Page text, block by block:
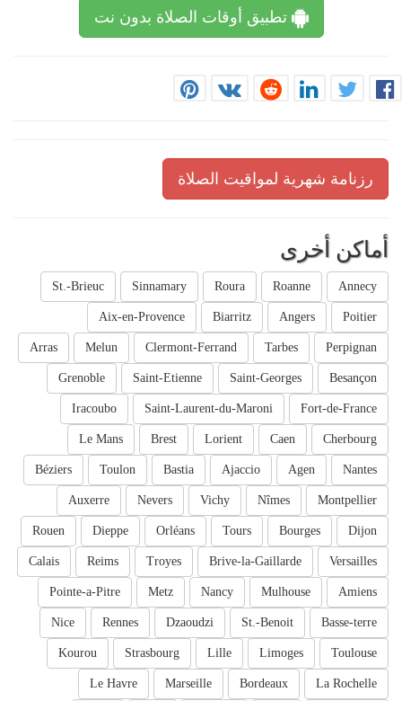
تطبيق أوقات الصلاة بدون نت
رزنامة شهرية لمواقيت الصلاة
أماكن أخرى
Annecy
Roanne
Roura
Sinnamary
St.-Brieuc
Poitier
Angers
Biarritz
Aix-en-Provence
Perpignan
Tarbes
Clermont-Ferrand
Melun
Arras
Besançon
Saint-Georges
Saint-Etienne
Grenoble
Fort-de-France
Saint-Laurent-du-Maroni
Iracoubo
Cherbourg
Caen
Lorient
Brest
Le Mans
Nantes
Agen
Ajaccio
Bastia
Toulon
Béziers
Montpellier
Nîmes
Vichy
Nevers
Auxerre
Dijon
Bourges
Tours
Orléans
Dieppe
Rouen
Versailles
Brive-la-Gaillarde
Troyes
Reims
Calais
Amiens
Mulhouse
Nancy
Metz
Pointe-a-Pitre
Basse-terre
St.-Benoit
Dzaoudzi
Rennes
Nice
Toulouse
Limoges
Lille
Strasbourg
Kourou
La Rochelle
Bordeaux
Marseille
Le Havre